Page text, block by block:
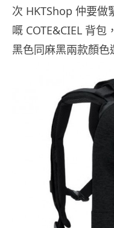
次 HKTShop 仲要做
嘅 COTE&CIEL 背
黑色同麻黑兩款顏色